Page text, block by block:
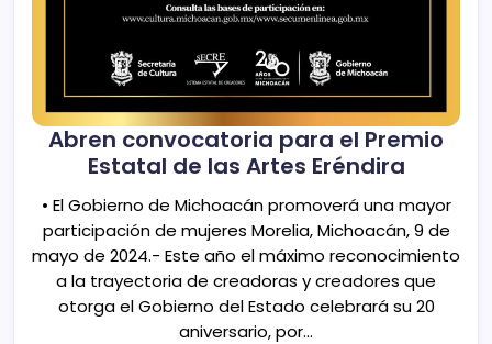
Abren convocatoria para el Premio
Estatal de las Artes Eréndira
• El Gobierno de Michoacán promoverá una mayor
participación de mujeres Morelia, Michoacán, 9 de
mayo de 2024.- Este año el máximo reconocimiento
a la trayectoria de creadoras y creadores que
otorga el Gobierno del Estado celebrará su 20
aniversario, por…